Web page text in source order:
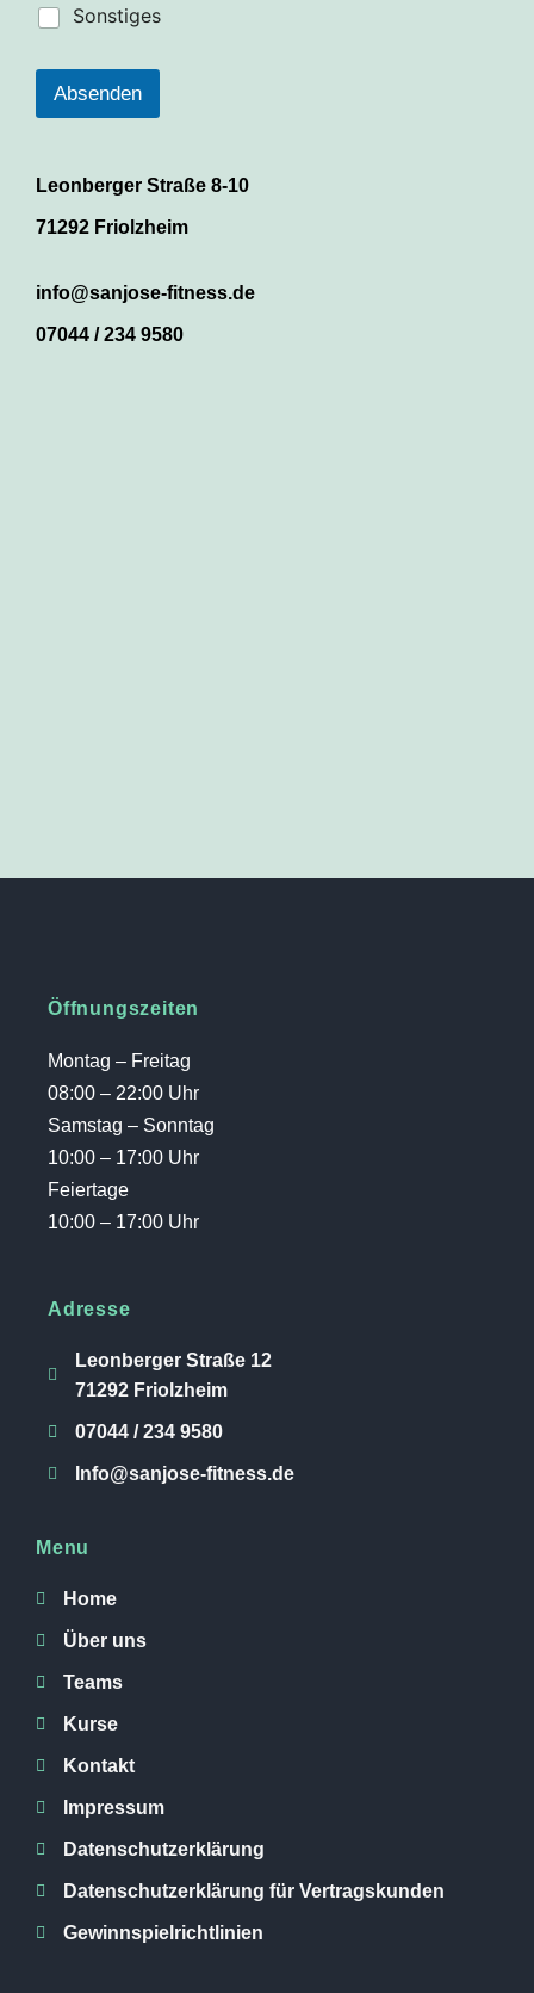
l
n
m
r
Sonstiges
Absenden
Leonberger Straße 8-10
71292 Friolzheim
info@sanjose-fitness.de
07044 / 234 9580
Öffnungszeiten
Montag – Freitag
08:00 – 22:00 Uhr
Samstag – Sonntag
10:00 – 17:00 Uhr
Feiertage
10:00 – 17:00 Uhr
Adresse
Leonberger Straße 12
71292 Friolzheim
07044 / 234 9580
Info@sanjose-fitness.de
Menu
Home
Über uns
Teams
Kurse
Kontakt
Impressum
Datenschutzerklärung
Datenschutzerklärung für Vertragskunden
Gewinnspielrichtlinien